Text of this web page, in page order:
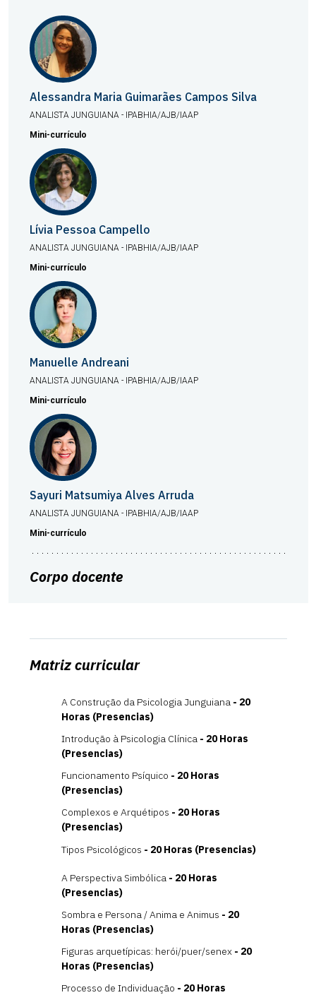
Alessandra Maria Guimarães Campos Silva
ANALISTA JUNGUIANA - IPABHIA/AJB/IAAP
Mini-currículo
Lívia Pessoa Campello
ANALISTA JUNGUIANA - IPABHIA/AJB/IAAP
Mini-currículo
Manuelle Andreani
ANALISTA JUNGUIANA - IPABHIA/AJB/IAAP
Mini-currículo
Sayuri Matsumiya Alves Arruda
ANALISTA JUNGUIANA - IPABHIA/AJB/IAAP
Mini-currículo
Corpo docente
Matriz curricular
A Construção da Psicologia Junguiana- 20
Horas (Presencias)
Introdução à Psicologia Clínica- 20 Horas
(Presencias)
Funcionamento Psíquico - 20 Horas
(Presencias)
Complexos e Arquétipos - 20 Horas
(Presencias)
Tipos Psicológicos - 20 Horas (Presencias)
A Perspectiva Simbólica- 20 Horas
(Presencias)
Sombra e Persona / Anima e Animus - 20
Horas (Presencias)
Figuras arquetípicas: herói/puer/senex- 20
Horas (Presencias)
Processo de Individuação - 20 Horas